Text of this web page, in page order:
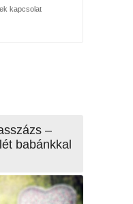
kapcsolat
–
babánkkal